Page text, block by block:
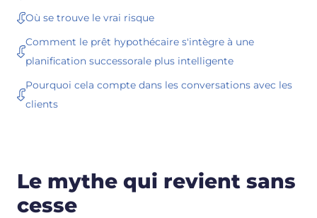
Où se trouve le vrai risque
Comment le prêt hypothécaire s'intègre à une
planification successorale plus intelligente
Pourquoi cela compte dans les conversations avec les
clients
Le mythe qui revient sans
cesse